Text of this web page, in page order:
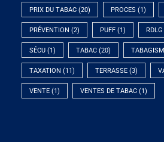
PRIX DU TABAC(20) PROCES (1)
PRÉVENTION (2) PUFF(1) RDLG
SÉCU(1) TABAC(20)
TAXATION (11) TERRASSE(3)
VENTE(1) VENTES DE TABAC(1)